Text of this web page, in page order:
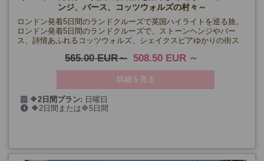
ンジ、バース、コッツウォルズの村々～
ロンドン発着5日間のランドクルーズで英国ハイライトを巡る旅。
ロンドン発着5日間のランドクルーズで、ストーンヘンジやバー
ス、詩情あふれるコッツウォルズ、シェイクスピアゆかりの街ス
トラットフォードを効率よく巡ります。初めてのイギリス旅行で
も安心の日本語ガイド同行(一部区間を除く)。
565.00 EUR 508.50 EUR
詳細を見る
🔶2日間プラン: 日曜日
4/26、5/3、5/17、5/31、6/14、6/28、7/12、7/26、8/9、8/23、
4/28、5/5・19、6/2・16・30、7/14・28、8/11・25、9/8・22、
10/6・20
🔶2日間または🔷5日間